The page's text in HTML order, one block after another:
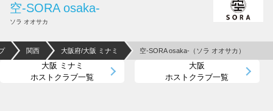
空-SORA osaka-
ソラ オオサカ
関西 大阪府/大阪 ミナミ 空-SORA osaka-（ソラ オオサカ）
大阪 ミナミ
ホストクラブ一覧
大阪
ホストクラブ一覧